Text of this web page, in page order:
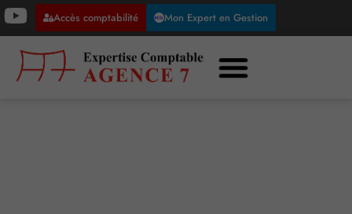
Accès comptabilité Mon Expert en Gestion